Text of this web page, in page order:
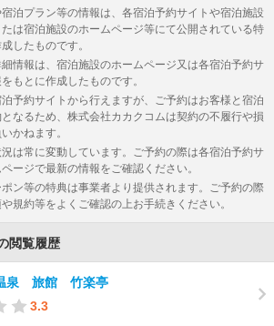
泊プラン等の情報は、各宿泊予約サイトや宿泊施設
は宿泊施設のホームページ等にて公開されている特
したものです。
情報は、宿泊施設のホームページ又は各宿泊予約サ
もとに作成したものです。
予約サイトから行えますが、ご予約はお客様と宿泊
なるため、株式会社カカクコムは契約の不履行や損
かねます。
は常に変動しています。ご予約の際は各宿泊予約サ
ージで最新の情報をご確認ください。
ン等の特典は事業者より提供されます。ご予約の際
規約等をよくご確認の上お手続きください。
閲覧履歴
泉 旅館 竹楽亭
3.3